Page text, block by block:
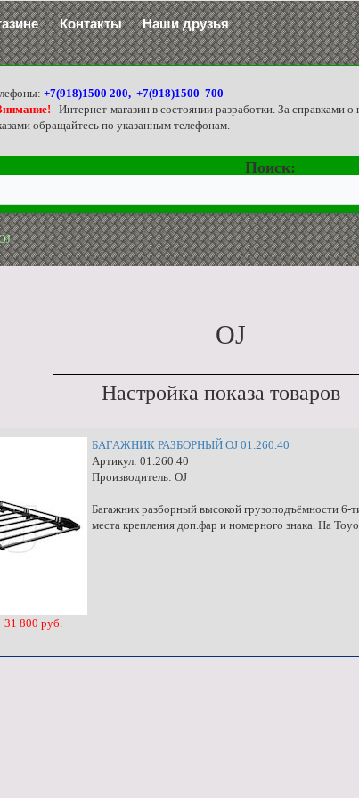
Контакты
Наши друзья
+7(918)1500 200, +7(918)1500 700
Интернет-магазин в состоянии разработки. За справками о
обращайтесь по указанным телефонам.
Поиск:
OJ
Настройка показа товаров
БАГАЖНИК РАЗБОРНЫЙ OJ 01.260.40
Артикул: 01.260.40
Производитель: OJ
Багажник разборный высокой грузоподъёмности 6-
места крепления доп.фар и номерного знака. На
31 800 руб.